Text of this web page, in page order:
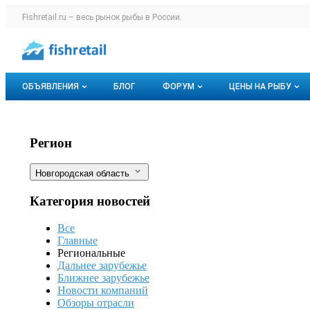
Раздел навигации по сайту fishretail.ru
Fishretail.ru – весь рынок рыбы в России.
Навигация по разделам сайта fishretail.ru
ОБЪЯВЛЕНИЯ
Горячее предложение
Мои объявления
БЛОГ ФОРУМ ЦЕНЫ НА РЫБУ
Первый экспорт живого
Фильтры
Регион
Новгородская область
Категория новостей
Все
Главные
Региональные
Дальнее зарубежье
Ближнее зарубежье
Новости компаний
Обзоры отрасли